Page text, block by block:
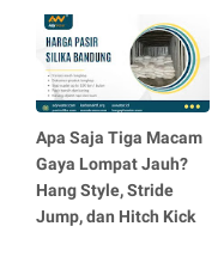
Apa Saja Tiga Macam
Gaya Lompat Jauh?
Hang Style, Stride
Jump, dan Hitch Kick